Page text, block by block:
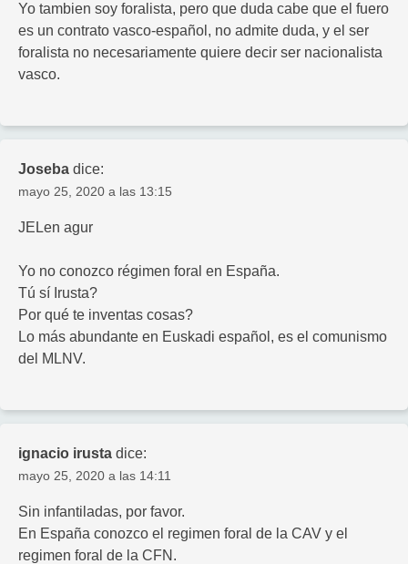
Yo tambien soy foralista, pero que duda cabe que el fuero
es un contrato vasco-español, no admite duda, y el ser
foralista no necesariamente quiere decir ser nacionalista
vasco.
Joseba dice:
mayo 25, 2020 a las 13:15
JELen agur
Yo no conozco régimen foral en España.
Tú sí Irusta?
Por qué te inventas cosas?
Lo más abundante en Euskadi español, es el comunismo
del MLNV.
ignacio irusta dice:
mayo 25, 2020 a las 14:11
Sin infantiladas, por favor.
En España conozco el regimen foral de la CAV y el
regimen foral de la CFN.